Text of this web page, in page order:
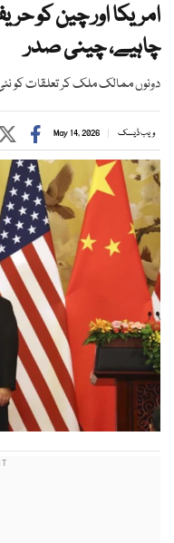
امریکا اور چین کو
چاہیے، چینی صدر
دونوں ممالک ملک کر تعلقات کو
ویب ڈیسک May 14, 2026